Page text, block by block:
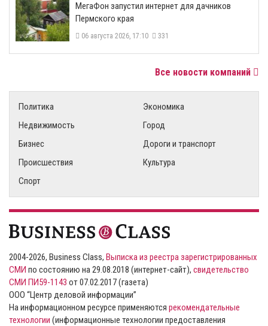
МегаФон запустил интернет для дачников
Пермского края
06 августа 2026, 17:10 331
Все новости компаний
Политика
Экономика
Недвижимость
Город
Бизнес
Дороги и транспорт
Происшествия
Культура
Спорт
2004-2026, Business Class, Выписка из реестра зарегистрированных
СМИ по состоянию на 29.08.2018 (интернет-сайт), свидетельство
СМИ ПИ59-1143 от 07.02.2017 (газета)
ООО “Центр деловой информации”
На информационном ресурсе применяются рекомендательные
технологии (информационные технологии предоставления